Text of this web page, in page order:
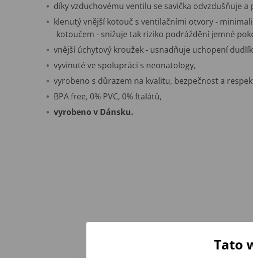
díky vzduchovému ventilu se savička odvzdušňuje a
klenutý vnější kotouč s ventilačními otvory -
kotoučem - snižuje tak riziko podráždění jemné
vnější úchytový kroužek - usnadňuje uchopení
vyvinuté ve spolupráci s neonatology,
vyrobeno s důrazem na kvalitu, bezpečnost a
BPA free, 0% PVC, 0% ftalátů,
vyrobeno v Dánsku.
Tato